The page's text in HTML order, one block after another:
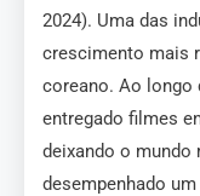
2024). Uma das
crescimento mais
coreano. Ao longo
entregado filmes
deixando o mundo
desempenhado